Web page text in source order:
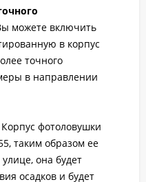
можете включить
в корпус
точного
в направлении
Корпус фотоловушки
таким образом ее
она будет
осадков и будет